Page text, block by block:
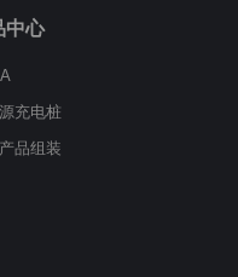
中心
充电桩
品组装